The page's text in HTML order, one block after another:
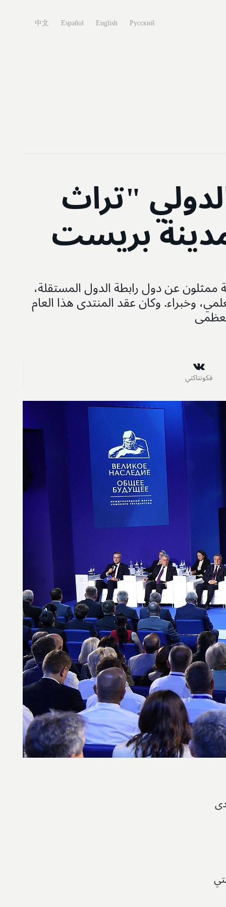
Русский
English
Español
中文
"تراث
بريست
ممثلون عن دول رابطة الدول المستقلة،
وخبراء. وكان عقد المنتدى هذا العام
فكونتاكتي